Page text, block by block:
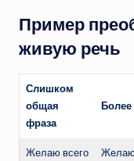
Пример
живую речь
Слишком
общая
фраза
Желаю всего
Желаю